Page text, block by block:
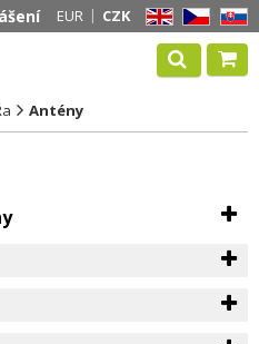
EN CZ SK
EUR CZK
Antény